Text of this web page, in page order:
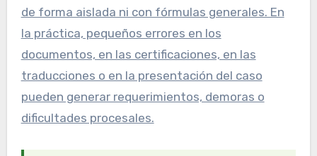
de forma aislada ni con fórmulas generales. En
la práctica, pequeños errores en los
documentos, en las certificaciones, en las
traducciones o en la presentación del caso
pueden generar requerimientos, demoras o
dificultades procesales.